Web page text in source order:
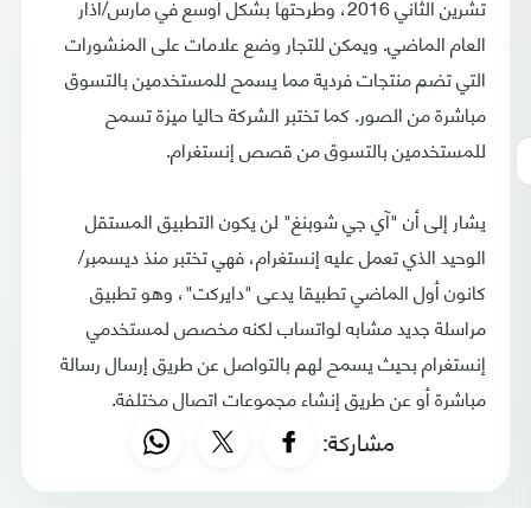
العام الماضي. ويمكن للتجار وضع علامات على المنشورات
التي تضم منتجات فردية مما يسمح للمستخدمين بالتسوق
مباشرة من الصور. كما تختبر الشركة حاليا ميزة تسمح
للمستخدمين بالتسوق من قصص إنستغرام.
يشار إلى أن "آي جي شوبنغ" لن يكون التطبيق المستقل
الوحيد الذي تعمل عليه إنستغرام، فهي تختبر منذ ديسمبر/
كانون أول الماضي تطبيقا يدعى "دايركت"، وهو تطبيق
مراسلة جديد مشابه لواتساب لكنه مخصص لمستخدمي
إنستغرام بحيث يسمح لهم بالتواصل عن طريق إرسال رسالة
مباشرة أو عن طريق إنشاء مجموعات اتصال مختلفة.
مشاركة: